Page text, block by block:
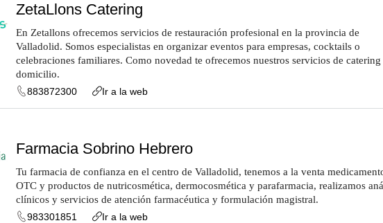
ZetaLlons Catering
En Zetallons ofrecemos servicios de restauración profesional en la provincia de
Valladolid. Somos especialistas en organizar eventos para empresas, cocktails o
celebraciones familiares. Como novedad te ofrecemos nuestros servicios de catering
domicilio.
883872300
Ir a la web
Farmacia Sobrino Hebrero
Tu farmacia de confianza en el centro de Valladolid, tenemos a la venta
OTC y productos de nutricosmética, dermocosmética y parafarmacia, realizamos
clínicos y servicios de atención farmacéutica y formulación magistral.
983301851
Ir a la web